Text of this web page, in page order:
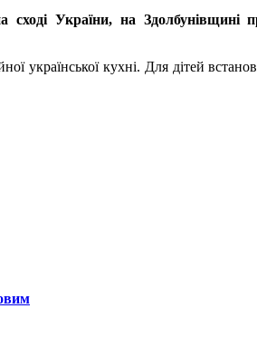
сході України, на Здолбунівщині
української кухні. Для дітей